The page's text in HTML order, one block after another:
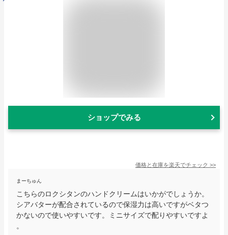
ショップでみる
価格と在庫を楽天でチェック >>
まーちゅん
こちらのロクシタンのハンドクリームはいかがでしょうか。
シアバターが配合されているので保湿力は高いですがベタつ
かないので使いやすいです。ミニサイズで配りやすいですよ
。